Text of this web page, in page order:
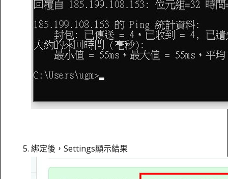
綁定後，Settings顯示結果